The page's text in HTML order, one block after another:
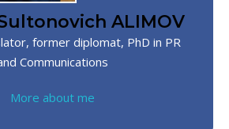
ALIMOV
former diplomat, PhD in PR
Communications
More about me